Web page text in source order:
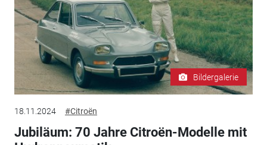
Bildergalerie
18.11.2024 #Citroën
Jubiläum: 70 Jahre Citroën-Modelle mit